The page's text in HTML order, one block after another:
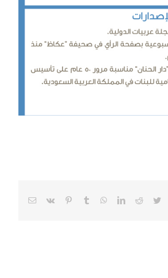
Facebook
Twitter
Reddit
LinkedIn
WhatsApp
Tumblr
Pinterest
Vk
Email